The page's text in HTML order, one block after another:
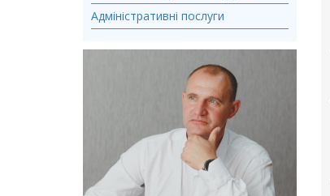
Адміністративні послуги